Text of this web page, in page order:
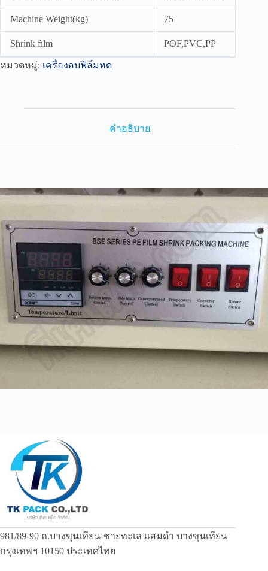
Machine Weight(kg) 75
Shrink film POF,PVC,PP
หมวดหมู่: เครื่องอบฟิล์มหด
คำอธิบาย
981/89-90 ถ.บางขุนเทียน-ชายทะเล แสมดำ บางขุนเทียน
กรุงเทพฯ 10150 ประเทศไทย